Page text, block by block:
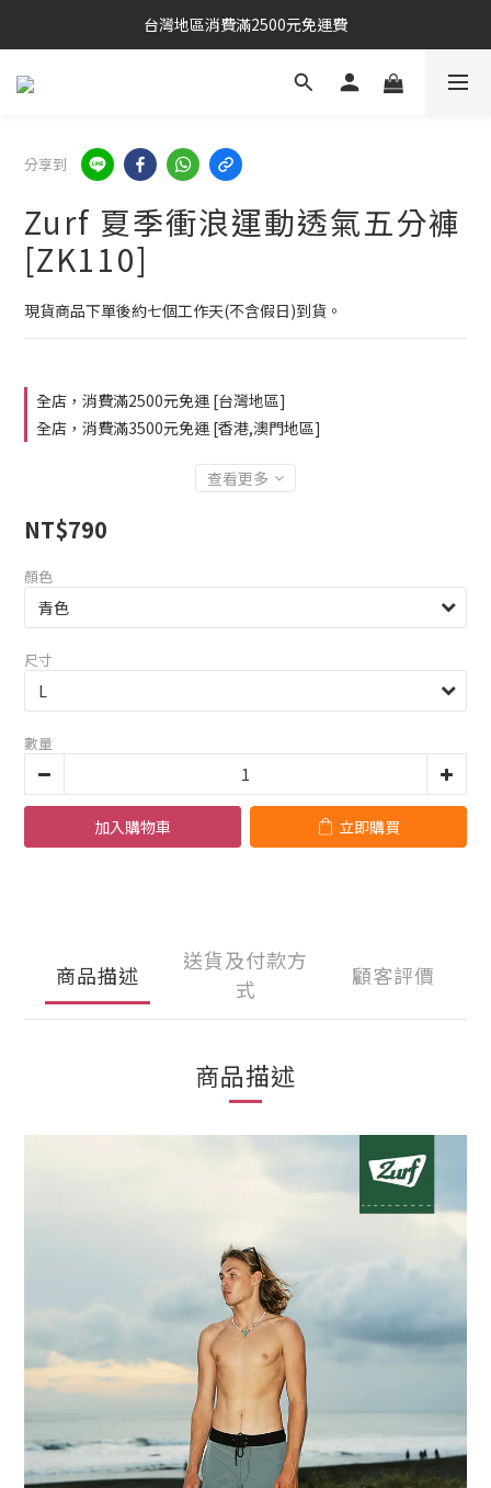
台灣地區消費滿2500元免運費
分享到
Zurf 夏季衝浪運動透氣五分褲
[ZK110]
現貨商品下單後約七個工作天(不含假日)到貨。
全店，消費滿2500元免運 [台灣地區]
全店，消費滿3500元免運 [香港,澳門地區]
查看更多
NT$790
顏色
尺寸
數量
加入購物車 立即購買
商品描述
送貨及付款方
式
顧客評價
商品描述